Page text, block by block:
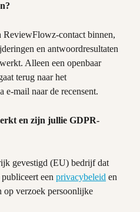
ReviewFlowz-contact binnen,
en antwoordresultaten
Alleen een openbaar
terug naar het
mail naar de recensent.
en zijn jullie GDPR-
gevestigd (EU) bedrijf dat
een privacybeleid en
op verzoek persoonlijke